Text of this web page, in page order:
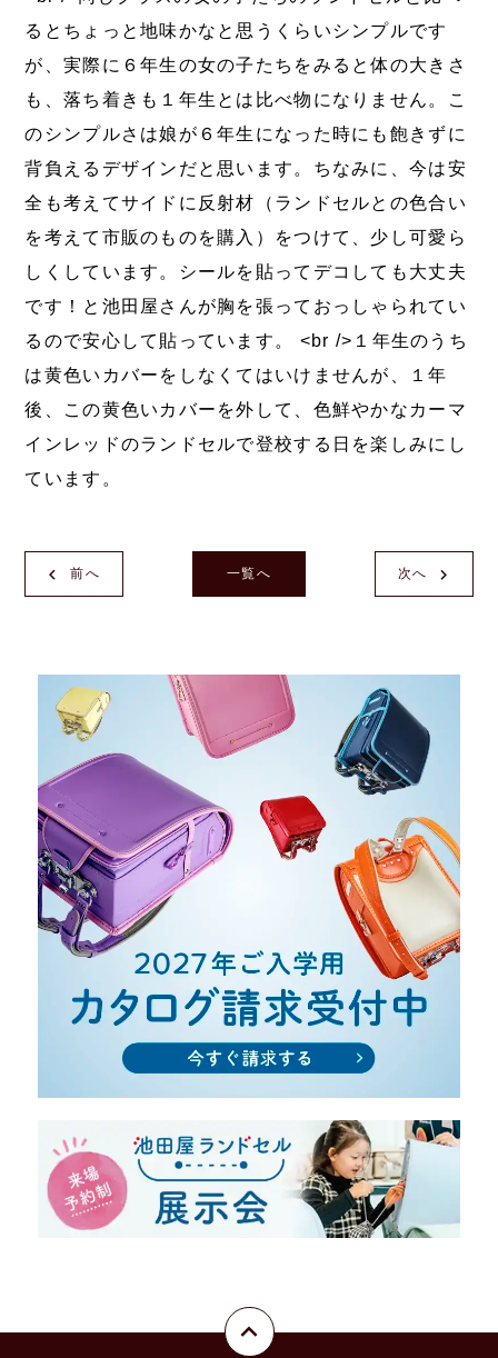
るとちょっと地味かなと思うくらいシンプルです
が、実際に６年生の女の子たちをみると体の大きさ
も、落ち着きも１年生とは比べ物になりません。こ
のシンプルさは娘が６年生になった時にも飽きずに
背負えるデザインだと思います。ちなみに、今は安
全も考えてサイドに反射材（ランドセルとの色合い
を考えて市販のものを購入）をつけて、少し可愛ら
しくしています。シールを貼ってデコしても大丈夫
です！と池田屋さんが胸を張っておっしゃられてい
るので安心して貼っています。 <br />１年生のうち
は黄色いカバーをしなくてはいけませんが、１年
後、この黄色いカバーを外して、色鮮やかなカーマ
インレッドのランドセルで登校する日を楽しみにし
ています。
前へ 次へ
一覧へ